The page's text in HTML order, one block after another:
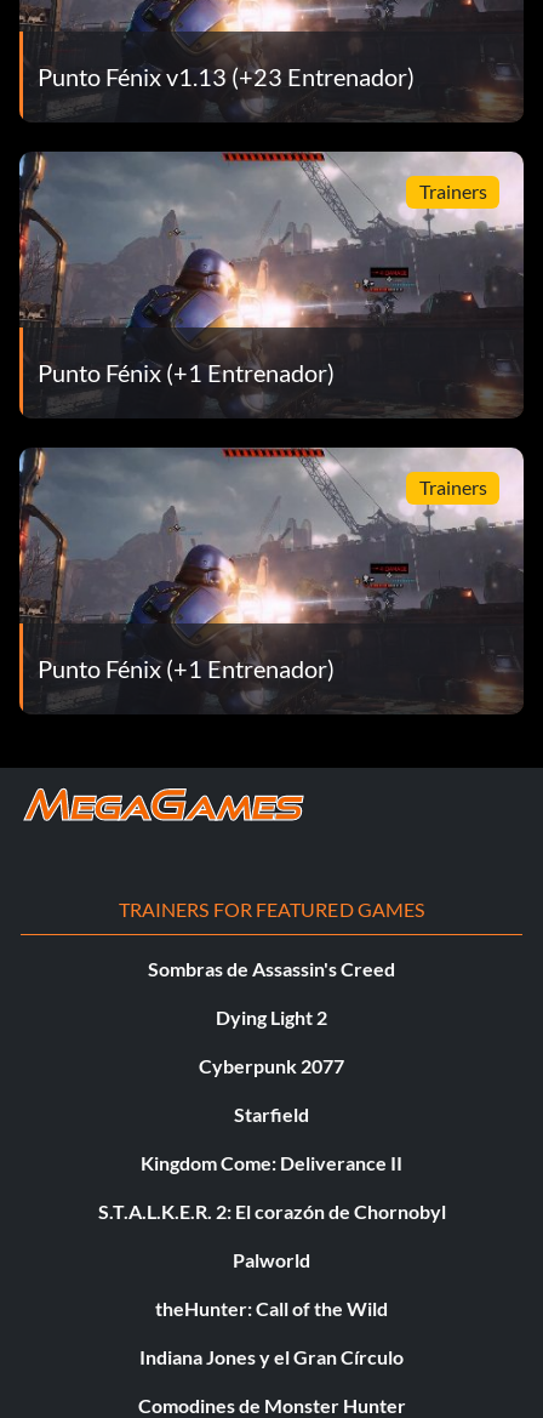
Punto Fénix v1.13 (+23 Entrenador)
Trainers
Punto Fénix (+1 Entrenador)
Trainers
Punto Fénix (+1 Entrenador)
TRAINERS FOR FEATURED GAMES
Sombras de Assassin's Creed
Dying Light 2
Cyberpunk 2077
Starfield
Kingdom Come: Deliverance II
S.T.A.L.K.E.R. 2: El corazón de Chornobyl
Palworld
theHunter: Call of the Wild
Indiana Jones y el Gran Círculo
Comodines de Monster Hunter